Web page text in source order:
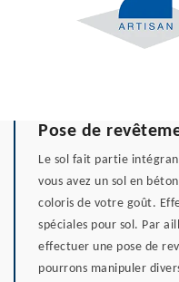
Pose de
Le sol fait partie
vous avez un sol en
coloris de votre goût.
spéciales pour sol. Par
effectuer une pose de
pourrons manipuler